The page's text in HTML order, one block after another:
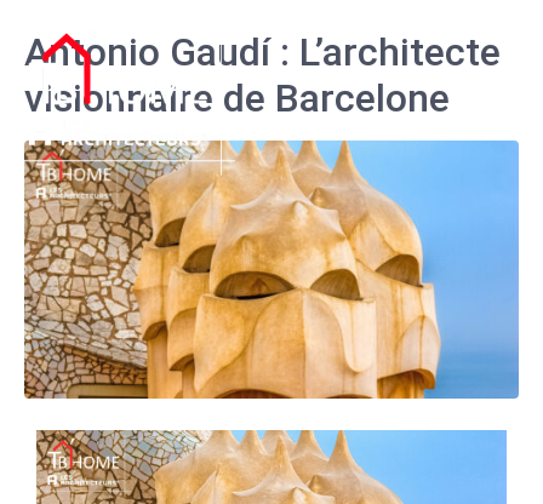
Antonio Gaudí : L’architecte
visionnaire de Barcelone